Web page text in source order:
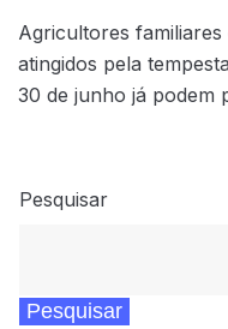
Agricultores
atingidos pela
30 de junho já podem
Pesquisar
Pesquisar